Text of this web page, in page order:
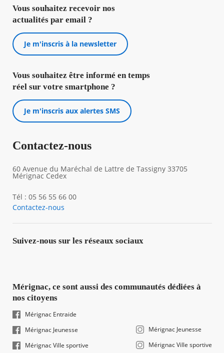
Vous souhaitez recevoir nos
actualités par email ?
Je m'inscris à la newsletter
Vous souhaitez être informé en temps
réel sur votre smartphone ?
Je m'inscris aux alertes SMS
Contactez-nous
60 Avenue du Maréchal de Lattre de Tassigny 33705
Mérignac Cedex
Tél : 05 56 55 66 00
Contactez-nous
Suivez-nous sur les réseaux sociaux
Mérignac, ce sont aussi des communautés dédiées à
nos citoyens
Mérignac Entraide
Mérignac Jeunesse
Mérignac Ville sportive
Mérignac Jeunesse
Mérignac Ville sportive